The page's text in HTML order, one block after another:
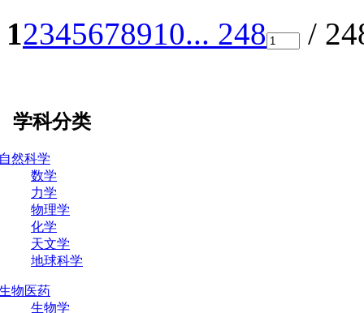
12345678910... 248 /
科分类
然科学
数学
力学
物理学
化学
天文学
地球科学
物医药
生物学